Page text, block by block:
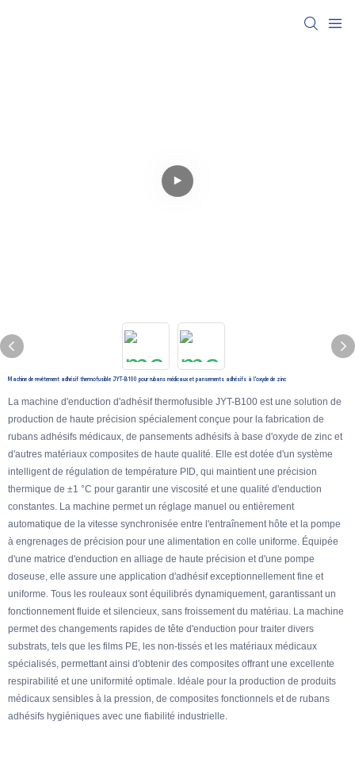
Machine de revêtement adhésif thermofusible JYT-B100 pour rubans médicaux et pansements adhésifs à l'oxyde de zinc
La machine d'enduction d'adhésif thermofusible JYT-B100 est une solution de
production de haute précision spécialement conçue pour la fabrication de
rubans adhésifs médicaux, de pansements adhésifs à base d'oxyde de zinc et
d'autres matériaux composites de haute qualité. Elle est dotée d'un système
intelligent de régulation de température PID, qui maintient une précision
thermique de ±1 °C pour garantir une viscosité et une qualité d'enduction
constantes. La machine permet un réglage manuel ou entièrement
automatique de la vitesse synchronisée entre l'entraînement hôte et la pompe
à engrenages de précision pour une alimentation en colle uniforme. Équipée
d'une matrice d'enduction en alliage de haute précision et d'une pompe
doseuse, elle assure une application d'adhésif exceptionnellement fine et
uniforme. Tous les rouleaux sont équilibrés dynamiquement, garantissant un
fonctionnement fluide et silencieux, sans froissement du matériau. La machine
permet des changements rapides de tête d'enduction pour traiter divers
substrats, tels que les films PE, les non-tissés et les matériaux médicaux
spécialisés, permettant ainsi d'obtenir des composites offrant une excellente
respirabilité et une uniformité optimale. Idéale pour la production de produits
médicaux sensibles à la pression, de composites fonctionnels et de rubans
adhésifs hygiéniques avec une fiabilité industrielle.